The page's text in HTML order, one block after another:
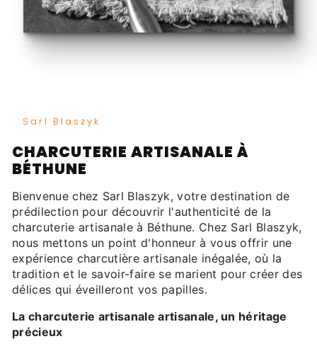
Sarl Blaszyk
CHARCUTERIE ARTISANALE À
BÉTHUNE
Bienvenue chez Sarl Blaszyk, votre destination de
prédilection pour découvrir l'authenticité de la
charcuterie artisanale à Béthune. Chez Sarl Blaszyk,
nous mettons un point d'honneur à vous offrir une
expérience charcutière artisanale inégalée, où la
tradition et le savoir-faire se marient pour créer des
délices qui éveilleront vos papilles.
La charcuterie artisanale artisanale, un héritage
précieux